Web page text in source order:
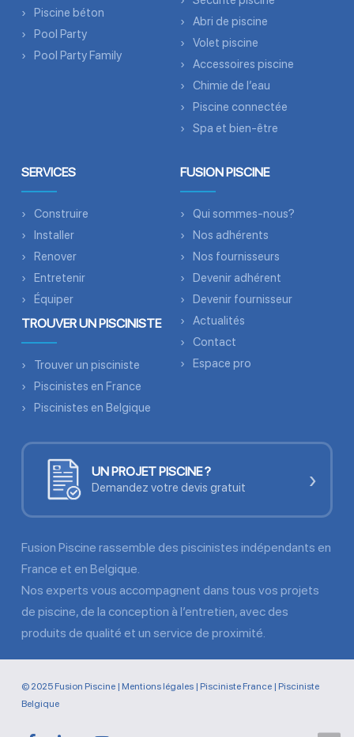
Piscine béton
Pool Party
Pool Party Family
Abri de piscine
Volet piscine
Accessoires piscine
Chimie de l’eau
Piscine connectée
Spa et bien-être
SERVICES
Construire
Installer
Renover
Entretenir
Équiper
TROUVER UN PISCINISTE
Trouver un pisciniste
Piscinistes en France
Piscinistes en Belgique
FUSION PISCINE
Qui sommes-nous?
Nos adhérents
Nos fournisseurs
Devenir adhérent
Devenir fournisseur
Actualités
Contact
Espace pro
UN PROJET PISCINE ?
Demandez votre devis gratuit ›
Fusion Piscine rassemble des piscinistes indépendants en
France et en Belgique.
Nos experts vous accompagnent dans tous vos projets
de piscine, de la conception à l’entretien, avec des
produits de qualité et un service de proximité.
© 2025 Fusion Piscine | Mentions légales| Pisciniste France| Pisciniste
Belgique